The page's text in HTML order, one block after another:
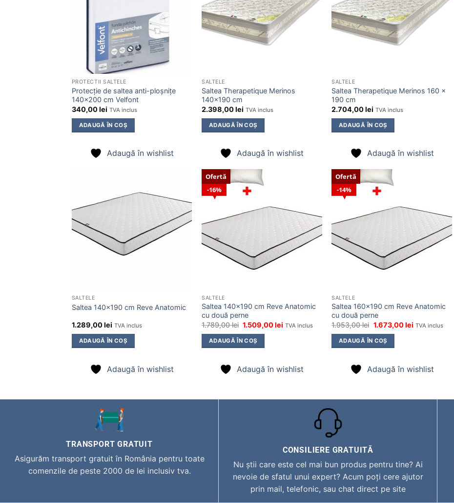
PROTECTII SALTELE
Protecție de saltea anti-ploșnițe
140×200 cm Velfont
340,00lei TVA inclus
ADAUGĂ ÎN COȘ
Adaugă în wishlist
SALTELE
Saltea Therapetique Merinos
140×190 cm
2.398,00lei TVA inclus
ADAUGĂ ÎN COȘ
Adaugă în wishlist
SALTELE
Saltea Therapetique Merinos 160 x
190 cm
2.704,00lei TVA inclus
ADAUGĂ ÎN COȘ
Adaugă în wishlist
Adaugă
wishlist
SALTELE
Saltea 140×190 cm Reve Anatomic
1.289,00lei TVA inclus
ADAUGĂ ÎN COȘ
Adaugă în wishlist
16%
Ofertă
wishlist
SALTELE
Saltea 140×190 cm Reve Anatomic
cu două perne
1.789,00lei Prețul
a
fost:
1.509,00lei Prețul
TVA inclus
ADAUGĂ ÎN COȘ
Adaugă în wishlist
14%
Ofertă
wishlist
SALTELE
Saltea 160×190 cm Reve Anatomic
cu două perne
1.953,00lei Prețul
a
fost:
1.673,00leiPrețul
TVA inclus
ADAUGĂ ÎN COȘ
Adaugă în wishlist
TRANSPORT GRATUIT
Asigurăm transport gratuit în România pentru toate
comenzile de peste 2000 de lei inclusiv tva.
CONSILIERE GRATUITĂ
Nu știi care este cel mai bun produs pentru tine? Ai
nevoie de sfatul unui expert? Acum poți cere ajutor
prin mail, telefonic, sau chat direct pe site